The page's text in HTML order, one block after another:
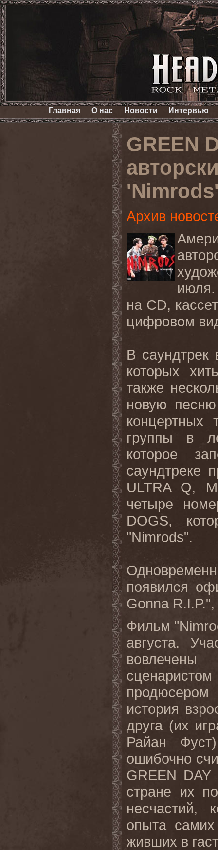
Главная О нас Новости Интервью
GREEN
Архив
июля.
на CD,
цифровом
В саундтрек
которых
также
новую
концертных
группы в
которое
саундтреке
ULTRA Q,
четыре
DOGS,
"Nimrods".
появился
Gonna
Фильм
августа.
история
друга (их
Райан
ошибочно
GREEN
стране их
несчастий,
опыта
живших в